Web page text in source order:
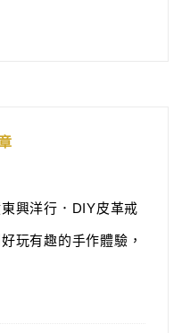
興洋行．DIY皮革戒
玩有趣的手作體驗，